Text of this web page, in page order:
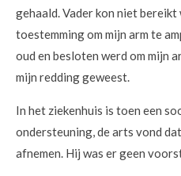
gehaald. Vader kon niet bereikt
toestemming om mijn arm te
oud en besloten werd om mijn
mijn redding geweest.
In het ziekenhuis is toen een
ondersteuning, de arts vond
afnemen. Hij was er geen